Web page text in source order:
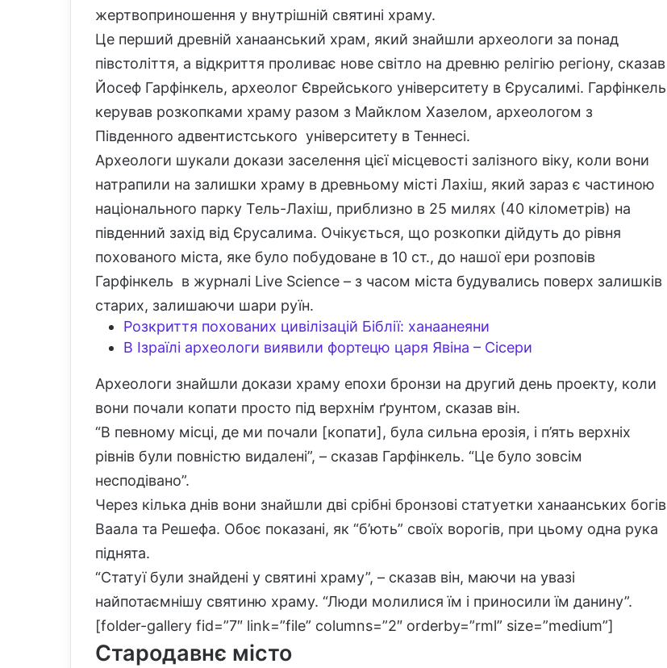
жертвоприношення у внутрішній святині храму.
Це перший древній ханаанський храм, який знайшли археологи за понад
півстоліття, а відкриття проливає нове світло на древню релігію регіону, сказав
Йосеф Гарфінкель, археолог Єврейського університету в Єрусалимі. Гарфінкель
керував розкопками храму разом з Майклом Хазелом, археологом з
Південного адвентистського університету в Теннесі.
Археологи шукали докази заселення цієї місцевості залізного віку, коли вони
натрапили на залишки храму в древньому місті Лахіш, який зараз є частиною
національного парку Тель-Лахіш, приблизно в 25 милях (40 кілометрів) на
південний захід від Єрусалима. Очікується, що розкопки дійдуть до рівня
похованого міста, яке було побудоване в 10 ст., до нашої ери розповів
Гарфінкель в журналі Live Science – з часом міста будувались поверх залишків
старих, залишаючи шари руїн.
Розкриття похованих цивілізацій Біблії: ханаанеяни
В Ізраїлі археологи виявили фортецю царя Явіна – Сісери
Археологи знайшли докази храму епохи бронзи на другий день проекту, коли
вони почали копати просто під верхнім ґрунтом, сказав він.
“В певному місці, де ми почали [копати], була сильна ерозія, і п’ять верхніх
рівнів були повністю видалені”, – сказав Гарфінкель. “Це було зовсім
несподівано”.
Через кілька днів вони знайшли дві срібні бронзові статуетки ханаанських богів
Ваала та Решефа. Обоє показані, як “б’ють” своїх ворогів, при цьому одна рука
піднята.
“Статуї були знайдені у святині храму”, – сказав він, маючи на увазі
найпотаємнішу святиню храму. “Люди молилися їм і приносили їм данину”.
[folder-gallery fid=”7″ link=”file” columns=”2″ orderby=”rml” size=”medium”]
Стародавнє місто